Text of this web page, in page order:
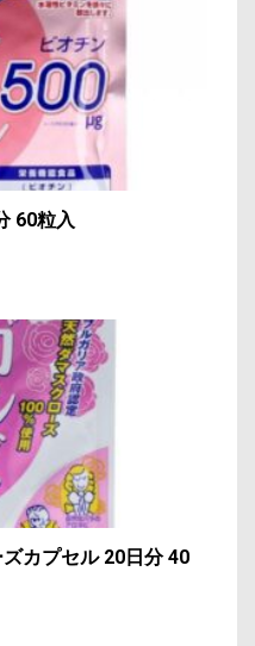
60粒入
カプセル 20日分 40